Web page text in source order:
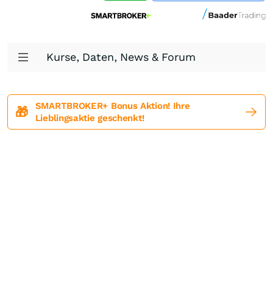
Kurse, Daten, News & Forum
🎁
SMARTBROKER+ Bonus Aktion! Ihre
Lieblingsaktie geschenkt!